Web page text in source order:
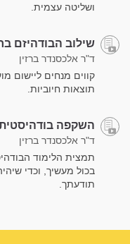
ושליטה עצמית.
שילוב הבודהיזם
ד"ר אלכסנדר ברזין
קווים מנחים ליישום
תוצאות חיוביות.
השקפה
ד"ר אלכסנדר ברזין
תמצית הלימוד
בכול מעשיך, וכדי
תודעתך.